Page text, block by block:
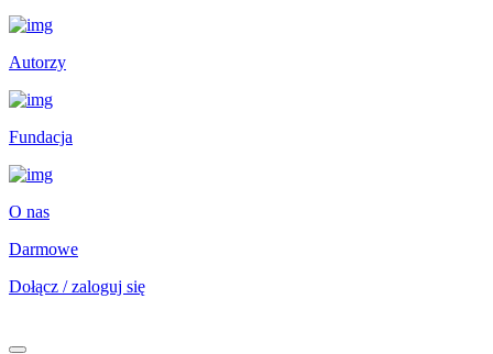
Autorzy
Fundacja
O nas
Darmowe
Dołącz / zaloguj się